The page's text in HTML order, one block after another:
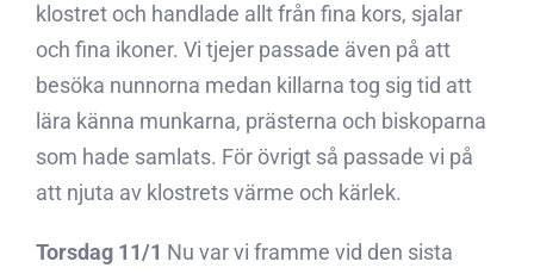
klostret och handlade allt från fina kors, sjalar
och fina ikoner. Vi tjejer passade även på att
besöka nunnorna medan killarna tog sig tid att
lära känna munkarna, prästerna och biskoparna
som hade samlats. För övrigt så passade vi på
att njuta av klostrets värme och kärlek.
Torsdag 11/1 Nu var vi framme vid den sista